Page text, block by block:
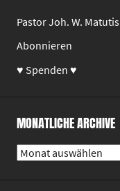
Pastor Joh. W. Matutis
Abonnieren
♥ Spenden ♥
MONATLICHE ARCHIVE
Monatliche